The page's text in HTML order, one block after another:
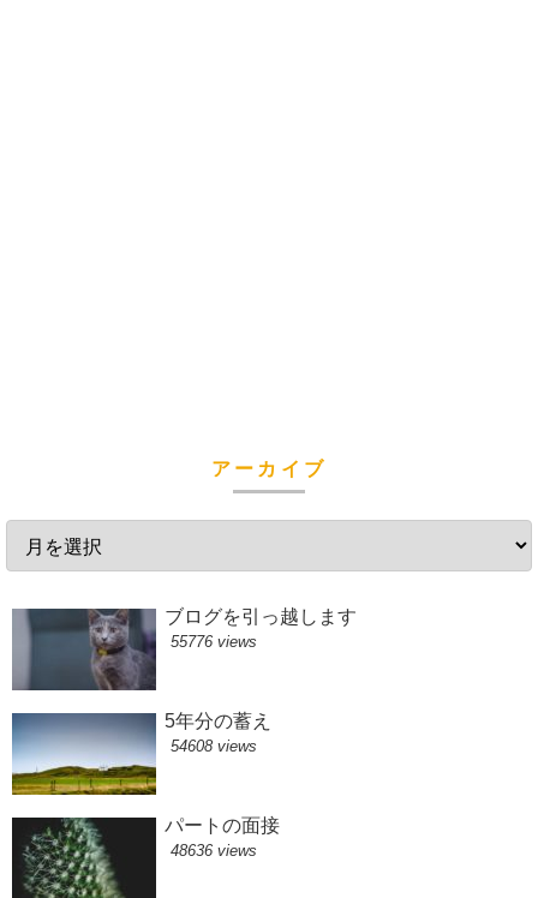
アーカイブ
ブログを引っ越します
55776 views
5年分の蓄え
54608 views
パートの面接
48636 views